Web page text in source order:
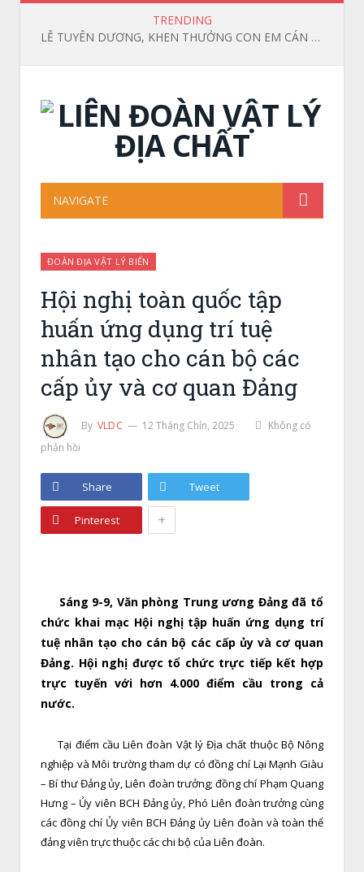
TRENDING
LỄ TUYÊN DƯƠNG, KHEN THƯỞNG CON EM CÁN BỘ, VIÊN CHỨC VÀ NGƯỜI LAO ĐỘNG ĐẠT THÀNH TÍCH CAO TRONG HỌC TẬP NĂM HỌC 2025 – 2026
NAVIGATE
ĐOÀN ĐỊA VẬT LÝ BIỂN
Hội nghị toàn quốc tập
huấn ứng dụng trí tuệ
nhân tạo cho cán bộ các
cấp ủy và cơ quan Đảng
By VLDC 12 Tháng Chín, 2025
Không có
phản hồi
Share Tweet
Pinterest +
Sáng 9-9, Văn phòng Trung ương Đảng đã tổ
chức khai mạc Hội nghị tập huấn ứng dụng trí
tuệ nhân tạo cho cán bộ các cấp ủy và cơ quan
Đảng. Hội nghị được tổ chức trực tiếp kết hợp
trực tuyến với hơn 4.000 điểm cầu trong cả
nước.
Tại điểm cầu Liên đoàn Vật lý Địa chất thuộc Bộ Nông
nghiệp và Môi trường tham dự có đồng chí Lại Mạnh Giàu
– Bí thư Đảng ủy, Liên đoàn trưởng; đồng chí Phạm Quang
Hưng – Ủy viên BCH Đảng ủy, Phó Liên đoàn trưởng cùng
các đồng chí Ủy viên BCH Đảng ủy Liên đoàn và toàn thể
đảng viên trực thuộc các chi bộ của Liên đoàn.